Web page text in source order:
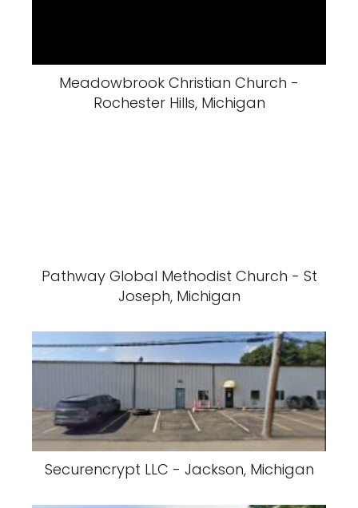
Meadowbrook Christian Church -
Rochester Hills, Michigan
Pathway Global Methodist Church - St
Joseph, Michigan
Securencrypt LLC - Jackson, Michigan